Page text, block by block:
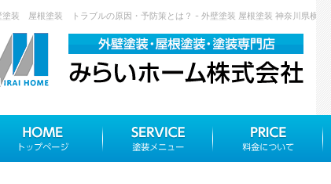
塗装 屋根塗装 トラブルの原因・予防策とは？ - 外壁塗装 屋根塗装 神奈川県横浜